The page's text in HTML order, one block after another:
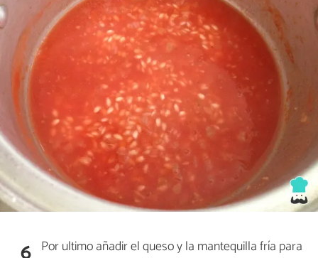
Por ultimo añadir el queso y la mantequilla fría para